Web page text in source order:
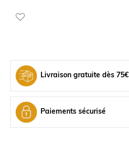
Livraison gratuite dès 75€
Paiements sécurisé